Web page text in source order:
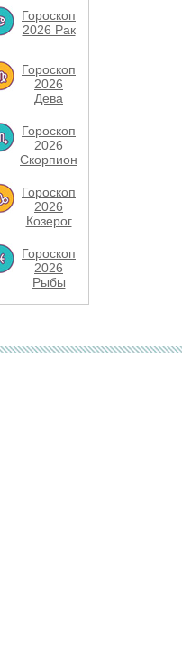
Гороскоп
2026 Рак
Гороскоп
2026
Дева
Гороскоп
2026
Скорпион
Гороскоп
2026
Козерог
Гороскоп
2026
Рыбы